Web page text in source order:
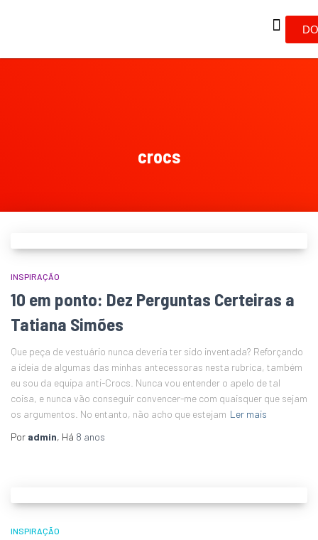
crocs
INSPIRAÇÃO
10 em ponto: Dez Perguntas Certeiras a
Tatiana Simões
Que peça de vestuário nunca deveria ter sido inventada? Reforçando
a ideia de algumas das minhas antecessoras nesta rubrica, também
eu sou da equipa anti-Crocs. Nunca vou entender o apelo de tal
coisa, e nunca vão conseguir convencer-me com quaisquer que sejam
os argumentos. No entanto, não acho que estejam Ler mais
Por admin, Há 8 anos
INSPIRAÇÃO